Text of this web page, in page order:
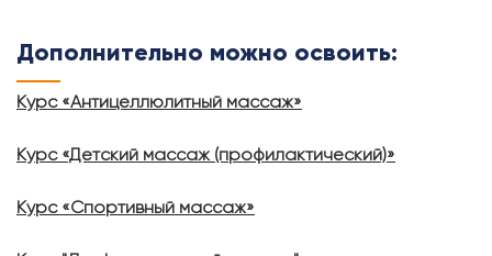
Дополнительно можно освоить:
Курс «Антицеллюлитный массаж»
Курс «Детский массаж (профилактический)»
Курс «Спортивный массаж»